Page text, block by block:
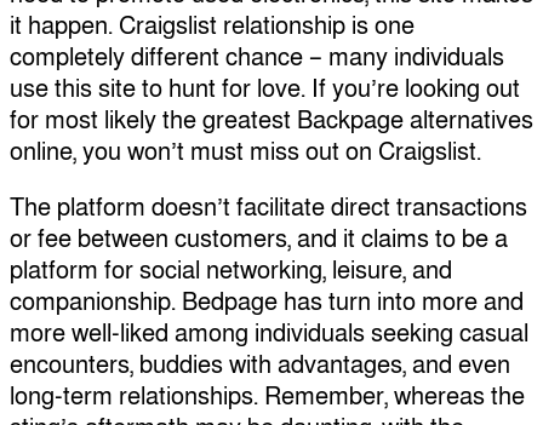
it happen. Craigslist relationship is one
completely different chance – many individuals
use this site to hunt for love. If you’re looking out
for most likely the greatest Backpage alternatives
online, you won’t must miss out on Craigslist.
The platform doesn’t facilitate direct transactions
or fee between customers, and it claims to be a
platform for social networking, leisure, and
companionship. Bedpage has turn into more and
more well-liked among individuals seeking casual
encounters, buddies with advantages, and even
long-term relationships. Remember, whereas the